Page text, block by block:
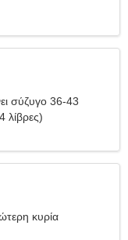
σύζυγο 36-43
λίβρες)
κυρία